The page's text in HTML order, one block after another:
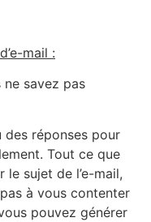
mail :
savez pas
des réponses pour
Tout ce que
sujet de l’e-mail,
à vous contenter
pouvez générer